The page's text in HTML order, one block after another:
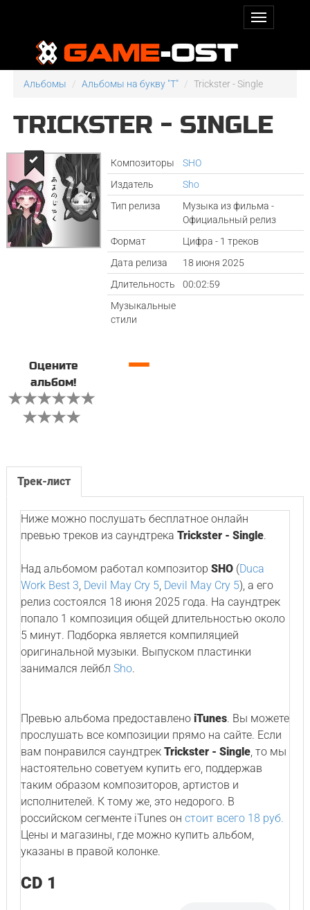
Альбомы Альбомы на букву "T" Trickster - Single
TRICKSTER - SINGLE
Композиторы
SHO
Издатель
Sho
Тип релиза
Музыка из фильма -
Официальный релиз
Формат
Цифра - 1 треков
Дата релиза
18 июня 2025
Длительность
00:02:59
Музыкальные
стили
Оцените
альбом!
—
Трек-лист
Ниже можно послушать бесплатное онлайн
превью треков из саундтрека Trickster - Single.
Над альбомом работал композитор SHO(Duca
Work Best 3, Devil May Cry 5, Devil May Cry 5), а его
релиз состоялся 18 июня 2025 года. На саундтрек
попало 1 композиция общей длительностью около
5 минут. Подборка является компиляцией
оригинальной музыки. Выпуском пластинки
занимался лейбл Sho.
Превью альбома предоставлено iTunes. Вы можете
прослушать все композиции прямо на сайте. Если
вам понравился саундтрек Trickster - Single, то мы
настоятельно советуем купить его, поддержав
таким образом композиторов, артистов и
исполнителей. К тому же, это недорого. В
российском сегменте iTunes он стоит всего 18 руб.
Цены и магазины, где можно купить альбом,
указаны в правой колонке.
CD 1